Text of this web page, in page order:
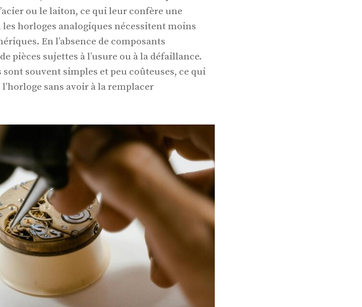
ou le laiton, ce qui leur confère une
les horloges analogiques nécessitent moins
En l’absence de composants
pièces sujettes à l’usure ou à la défaillance.
souvent simples et peu coûteuses, ce qui
sans avoir à la remplacer